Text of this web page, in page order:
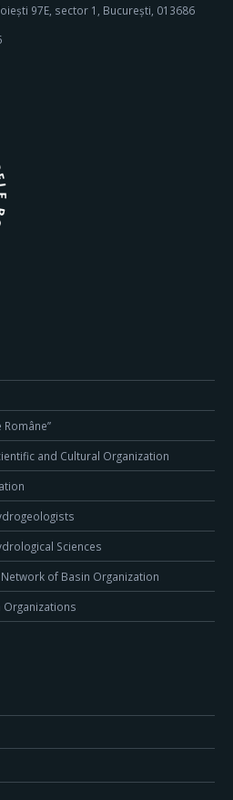
97E, sector 1, București, 013686
and Cultural Organization
Sciences
of Basin Organization